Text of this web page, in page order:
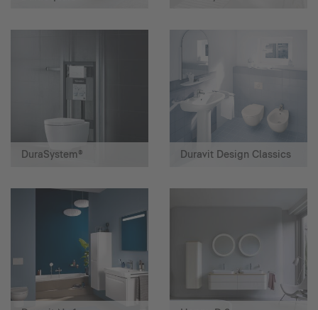
DuraSystem® Duravit Design Classics